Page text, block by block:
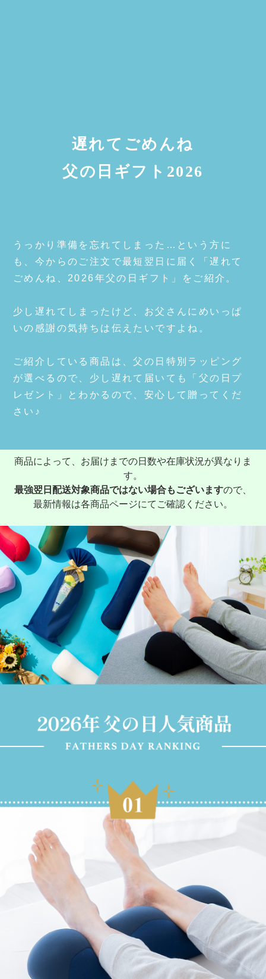
遅れてごめんね
父の日ギフト2026
うっかり準備を忘れてしまった…という方に
も、今からのご注文で最短翌日に届く「遅れて
ごめんね、2026年父の日ギフト」をご紹介。
少し遅れてしまったけど、お父さんにめいっぱ
いの感謝の気持ちは伝えたいですよね。
ご紹介している商品は、父の日特別ラッピング
が選べるので、少し遅れて届いても「父の日プ
レゼント」とわかるので、安心して贈ってくだ
さい♪
商品によって、お届けまでの日数や在庫状況が異なりま
す。
最強翌日配送対象商品ではない場合もございますので、
最新情報は各商品ページにてご確認ください。